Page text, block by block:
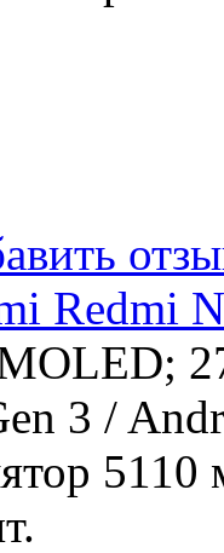
Redmi
3 /
5110